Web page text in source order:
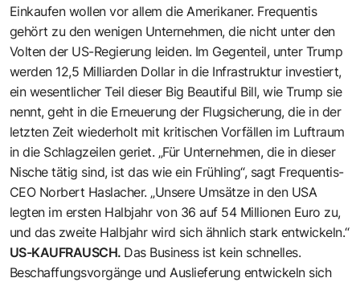
Einkaufen wollen vor allem die Amerikaner. Frequentis
gehört zu den wenigen Unternehmen, die nicht unter den
Volten der US-Regierung leiden. Im Gegenteil, unter Trump
werden 12,5 Milliarden Dollar in die Infrastruktur investiert,
ein wesentlicher Teil dieser Big Beautiful Bill, wie Trump sie
nennt, geht in die Erneuerung der Flugsicherung, die in der
letzten Zeit wiederholt mit kritischen Vorfällen im Luftraum
in die Schlag­zeilen geriet. „Für Unternehmen, die in dieser
Nische tätig sind, ist das wie ein Frühling“, sagt Frequentis-
CEO Norbert Haslacher. „Unsere Umsätze in den USA
legten im ersten Halbjahr von 36 auf 54 Millionen Euro zu,
und das zweite Halbjahr wird sich ähnlich stark entwickeln.“
US-KAUFRAUSCH. Das Business ist kein schnelles.
Beschaffungsvorgänge und Aus­lieferung entwickeln sich